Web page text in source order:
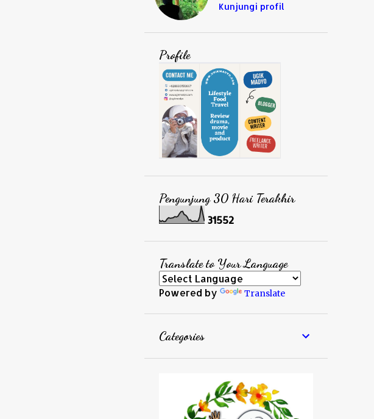
Kunjungi profil
Profile
Pengunjung 30 Hari Terakhir
31552
Translate to Your Language
Powered by Translate
Categories